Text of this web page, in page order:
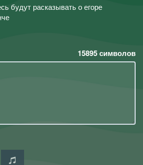
будут расказывать о егоре
15895символов